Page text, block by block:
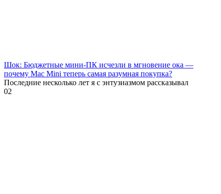
Шок: Бюджетные мини-ПК исчезли в мгновение ока —
почему Mac Mini теперь самая разумная покупка?
Последние несколько лет я с энтузиазмом рассказывал
02